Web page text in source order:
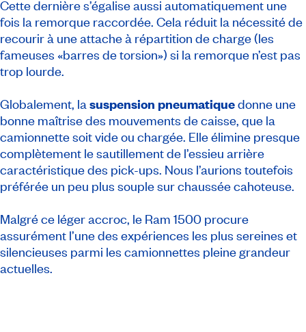
Cette dernière s’égalise aussi automatiquement une
fois la remorque raccordée. Cela réduit la nécessité de
recourir à une attache à répartition de charge (les
fameuses «barres de torsion») si la remorque n’est pas
trop lourde.
Globalement, la suspension pneumatiquedonne une
bonne maîtrise des mouvements de caisse, que la
camionnette soit vide ou chargée. Elle élimine presque
complètement le sautillement de l’essieu arrière
caractéristique des pick-ups. Nous l’aurions toutefois
préférée un peu plus souple sur chaussée cahoteuse.
Malgré ce léger accroc, le Ram 1500 procure
assurément l’une des expériences les plus sereines et
silencieuses parmi les camionnettes pleine grandeur
actuelles.